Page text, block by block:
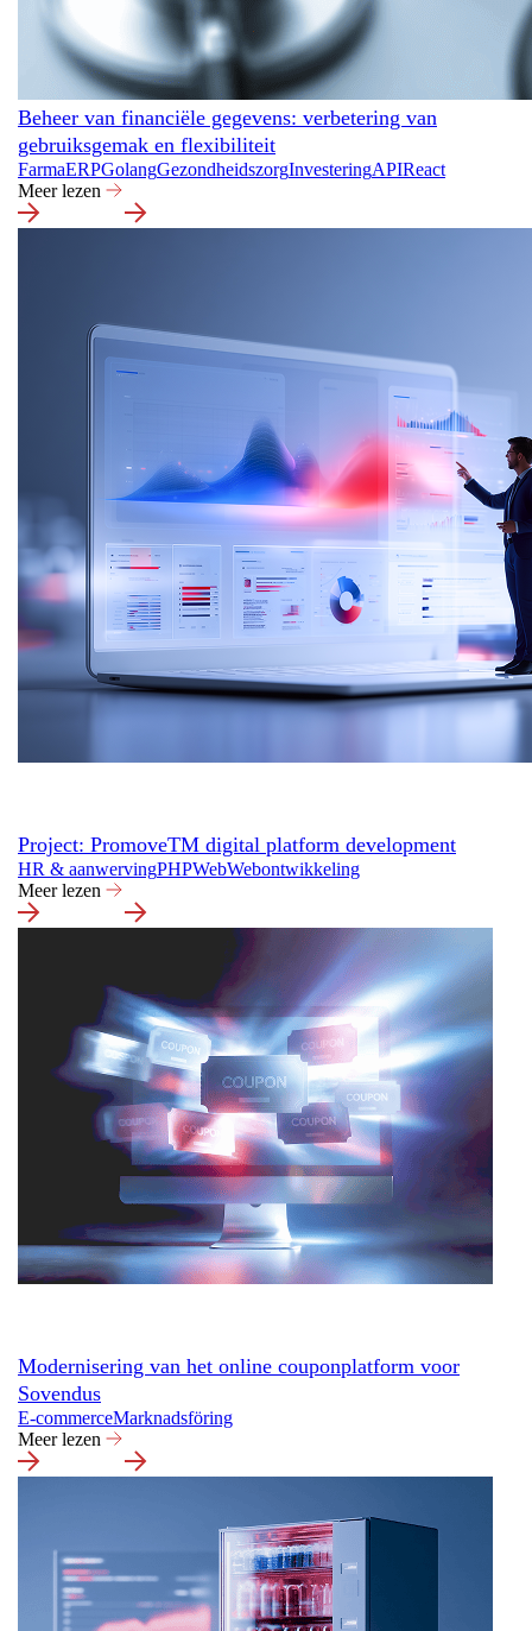
Beheer van financiële gegevens: verbetering van
gebruiksgemak en flexibiliteit
FarmaERPGolangGezondheidszorgInvesteringAPIReact
Meer lezen
Project: PromoveTM digital platform development
HR & aanwervingPHPWebWebontwikkeling
Meer lezen
Modernisering van het online couponplatform voor
Sovendus
E-commerceMarknadsföring
Meer lezen